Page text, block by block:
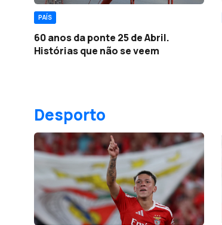
PAÍS
60 anos da ponte 25 de Abril.
Histórias que não se veem
Desporto